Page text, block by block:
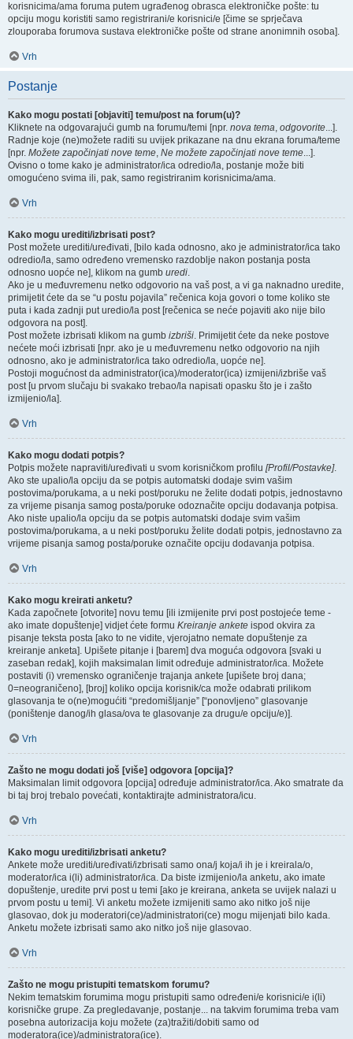
korisnicima/ama foruma putem ugrađenog obrasca elektroničke pošte: tu
opciju mogu koristiti samo registrirani/e korisnici/e [čime se sprječava
zlouporaba forumova sustava elektroničke pošte od strane anonimnih osoba].
Vrh
Postanje
Kako mogu postati [objaviti] temu/post na forum(u)?
Kliknete na odgovarajući gumb na forumu/temi [npr. nova tema, odgovorite...].
Radnje koje (ne)možete raditi su uvijek prikazane na dnu ekrana foruma/teme
[npr. Možete započinjati nove teme, Ne možete započinjati nove teme...].
Ovisno o tome kako je administrator/ica odredio/la, postanje može biti
omogućeno svima ili, pak, samo registriranim korisnicima/ama.
Vrh
Kako mogu urediti/izbrisati post?
Post možete urediti/uređivati, [bilo kada odnosno, ako je administrator/ica tako
odredio/la, samo određeno vremensko razdoblje nakon postanja posta
odnosno uopće ne], klikom na gumb uredi.
Ako je u međuvremenu netko odgovorio na vaš post, a vi ga naknadno uredite,
primijetit ćete da se “u postu pojavila” rečenica koja govori o tome koliko ste
puta i kada zadnji put uredio/la post [rečenica se neće pojaviti ako nije bilo
odgovora na post].
Post možete izbrisati klikom na gumb izbriši. Primijetit ćete da neke postove
nećete moći izbrisati [npr. ako je u međuvremenu netko odgovorio na njih
odnosno, ako je administrator/ica tako odredio/la, uopće ne].
Postoji mogućnost da administrator(ica)/moderator(ica) izmijeni/izbriše vaš
post [u prvom slučaju bi svakako trebao/la napisati opasku što je i zašto
izmijenio/la].
Vrh
Kako mogu dodati potpis?
Potpis možete napraviti/uređivati u svom korisničkom profilu [Profil/Postavke].
Ako ste upalio/la opciju da se potpis automatski dodaje svim vašim
postovima/porukama, a u neki post/poruku ne želite dodati potpis, jednostavno
za vrijeme pisanja samog posta/poruke odoznačite opciju dodavanja potpisa.
Ako niste upalio/la opciju da se potpis automatski dodaje svim vašim
postovima/porukama, a u neki post/poruku želite dodati potpis, jednostavno za
vrijeme pisanja samog posta/poruke označite opciju dodavanja potpisa.
Vrh
Kako mogu kreirati anketu?
Kada započnete [otvorite] novu temu [ili izmijenite prvi post postojeće teme -
ako imate dopuštenje] vidjet ćete formu Kreiranje ankete ispod okvira za
pisanje teksta posta [ako to ne vidite, vjerojatno nemate dopuštenje za
kreiranje anketa]. Upišete pitanje i [barem] dva moguća odgovora [svaki u
zaseban redak], kojih maksimalan limit određuje administrator/ica. Možete
postaviti (i) vremensko ograničenje trajanja ankete [upišete broj dana;
0=neograničeno], [broj] koliko opcija korisnik/ca može odabrati prilikom
glasovanja te o(ne)mogućiti “predomišljanje” [“ponovljeno” glasovanje
(poništenje danog/ih glasa/ova te glasovanje za drugu/e opciju/e)].
Vrh
Zašto ne mogu dodati još [više] odgovora [opcija]?
Maksimalan limit odgovora [opcija] određuje administrator/ica. Ako smatrate da
bi taj broj trebalo povećati, kontaktirajte administratora/icu.
Vrh
Kako mogu urediti/izbrisati anketu?
Ankete može urediti/uređivati/izbrisati samo ona/j koja/i ih je i kreirala/o,
moderator/ica i(li) administrator/ica. Da biste izmijenio/la anketu, ako imate
dopuštenje, uredite prvi post u temi [ako je kreirana, anketa se uvijek nalazi u
prvom postu u temi]. Vi anketu možete izmijeniti samo ako nitko još nije
glasovao, dok ju moderatori(ce)/administratori(ce) mogu mijenjati bilo kada.
Anketu možete izbrisati samo ako nitko još nije glasovao.
Vrh
Zašto ne mogu pristupiti tematskom forumu?
Nekim tematskim forumima mogu pristupiti samo određeni/e korisnici/e i(li)
korisničke grupe. Za pregledavanje, postanje... na takvim forumima treba vam
posebna autorizacija koju možete (za)tražiti/dobiti samo od
moderatora(ice)/administratora(ice).